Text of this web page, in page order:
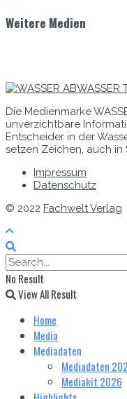
Weitere Medien
Die Medienmarke
unverzichtbare
Entscheider in der
setzen Zeichen, auch in
Impressum
Datenschutz
© 2022 Fachwelt Verlag
No Result
View All Result
Home
Media
Mediadaten
Mediadaten
Mediakit 2026